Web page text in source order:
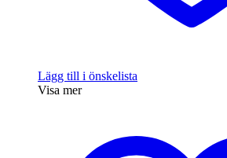
Lägg till i önskelista
Visa mer